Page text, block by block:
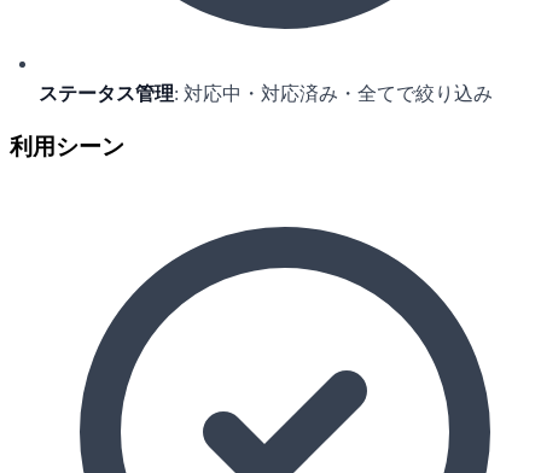
ステータス管理: 対応中・対応済み・全てで絞り込み
利用シーン